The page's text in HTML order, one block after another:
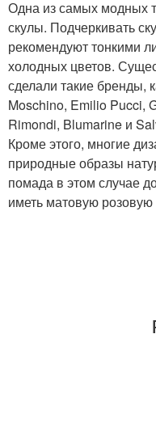
Одна из самых модных
скулы. Подчеркивать
рекомендуют тонкими
холодных цветов.
сделали такие бренды,
Moschino, Emilio Pucci,
Rimondi, Blumarine и
Кроме этого, многие
природные образы
помада в этом случае
иметь матовую